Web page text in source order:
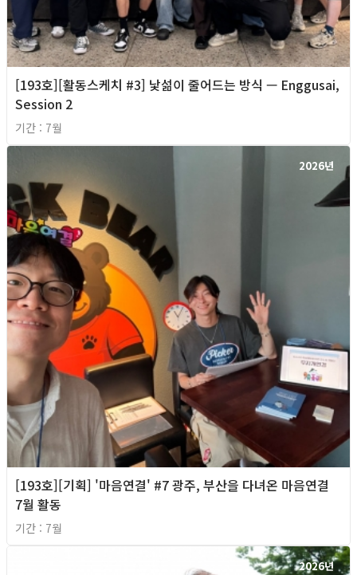
[193호][활동스케치 #3] 낯섦이 줄어드는 방식 — Enggusai,
Session 2
기간 : 7월
2026년
[193호][기획] '마음연결' #7 광주, 부산을 다녀온 마음연결
7월 활동
기간 : 7월
2026년